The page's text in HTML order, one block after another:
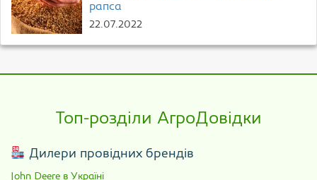
рапса
22.07.2022
Топ-розділи АгроДовідки
Дилери провідних брендів
John Deere в Україні